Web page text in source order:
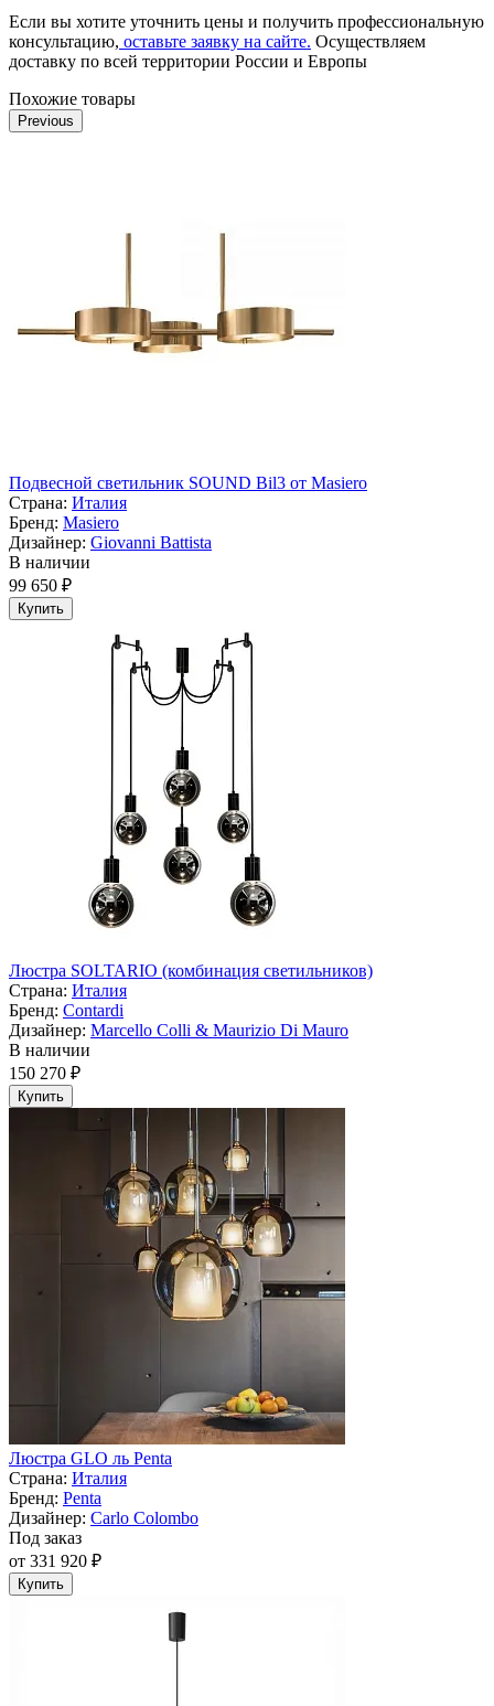
Если вы хотите уточнить цены и получить профессиональную
консультацию, оставьте заявку на сайте. Осуществляем
доставку по всей территории России и Европы
Похожие товары
Previous
Подвесной светильник SOUND Bil3 от Masiero
Страна: Италия
Бренд: Masiero
Дизайнер: Giovanni Battista
В наличии
99 650 ₽
Купить
Люстра SOLTARIO (комбинация светильников)
Страна: Италия
Бренд: Contardi
Дизайнер: Marcello Colli & Maurizio Di Mauro
В наличии
150 270 ₽
Купить
Люстра GLO ль Penta
Страна: Италия
Бренд: Penta
Дизайнер: Carlo Colombo
Под заказ
от 331 920 ₽
Купить